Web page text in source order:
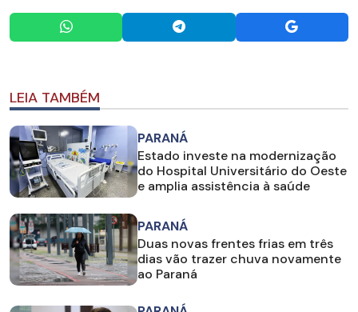
LEIA TAMBÉM
PARANÁ
Estado investe na modernização
do Hospital Universitário do Oeste
e amplia assistência à saúde
PARANÁ
Duas novas frentes frias em três
dias vão trazer chuva novamente
ao Paraná